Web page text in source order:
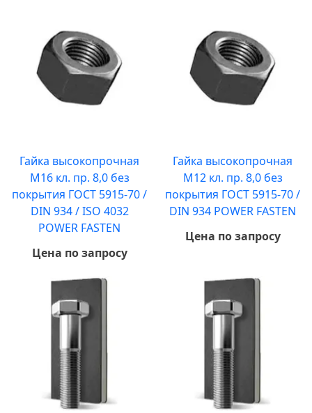
Гайка высокопрочная
М16 кл. пр. 8,0 без
покрытия ГОСТ 5915-70 /
DIN 934 / ISO 4032
POWER FASTEN
Цена по запросу
Гайка высокопрочная
М12 кл. пр. 8,0 без
покрытия ГОСТ 5915-70 /
DIN 934 POWER FASTEN
Цена по запросу